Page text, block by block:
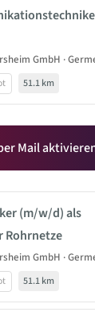
GmbH ·
51.1 km
Mail
(m/w/d) als
Rohrnetze
GmbH ·
51.1 km